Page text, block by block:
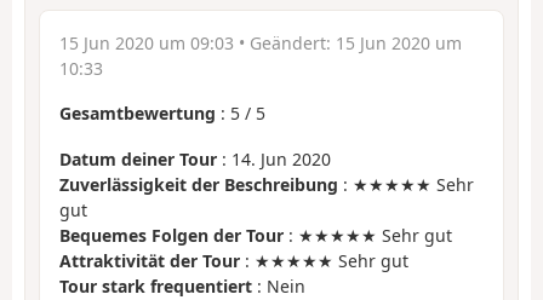
15 Jun 2020 um 09:03 • Geändert: 15 Jun 2020 um
10:33
Gesamtbewertung : 5 / 5
Datum deiner Tour : 14. Jun 2020
Zuverlässigkeit der Beschreibung : ★★★★★ Sehr
gut
Bequemes Folgen der Tour : ★★★★★ Sehr gut
Attraktivität der Tour : ★★★★★ Sehr gut
Tour stark frequentiert : Nein